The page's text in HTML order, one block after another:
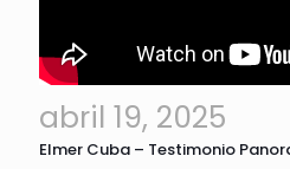
abril 19, 2025
Elmer Cuba – Testimonio